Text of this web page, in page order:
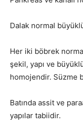
Dalak normal
Her iki böbrek
şekil, yapı ve
homojendir. Süzme
Batında assit ve
yapılar tabiidir.